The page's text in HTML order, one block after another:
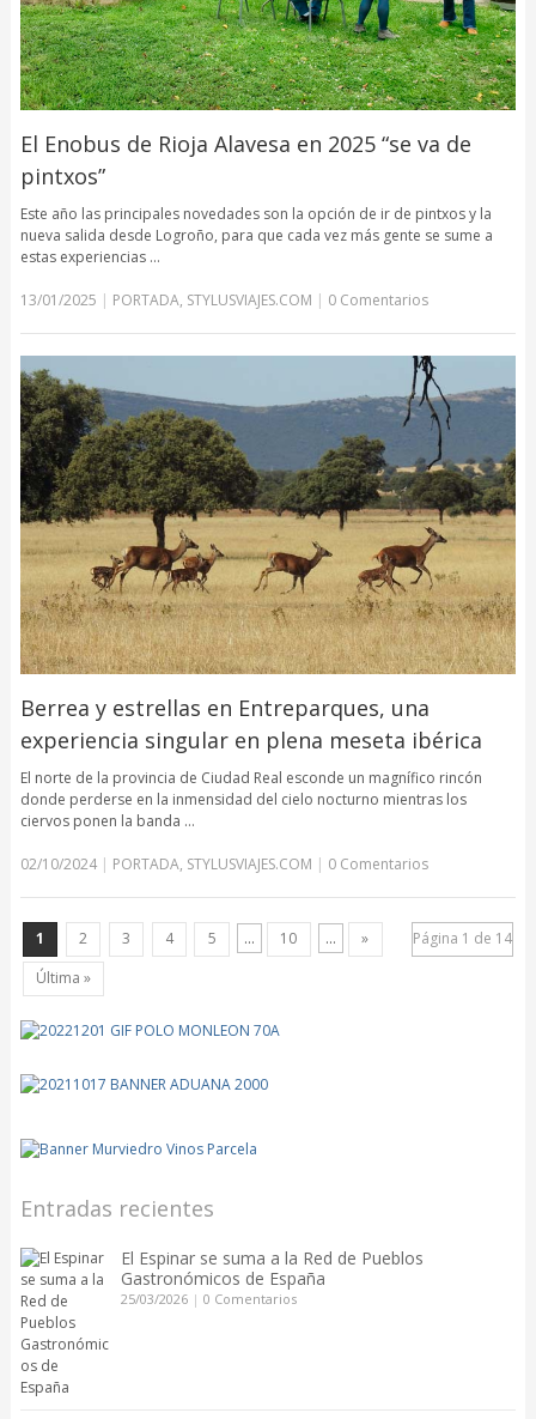
El Enobus de Rioja Alavesa en 2025 “se va de
pintxos”
Este año las principales novedades son la opción de ir de pintxos y la
nueva salida desde Logroño, para que cada vez más gente se sume a
estas experiencias …
13/01/2025 | PORTADA, STYLUSVIAJES.COM | 0 Comentarios
Berrea y estrellas en Entreparques, una
experiencia singular en plena meseta ibérica
El norte de la provincia de Ciudad Real esconde un magnífico rincón
donde perderse en la inmensidad del cielo nocturno mientras los
ciervos ponen la banda …
02/10/2024| PORTADA, STYLUSVIAJES.COM | 0 Comentarios
Página 1 de 14
1 2 3 4 5 ... 10 ...
»
Última »
Entradas recientes
El Espinar se suma a la Red de Pueblos
Gastronómicos de España
25/03/2026| 0 Comentarios